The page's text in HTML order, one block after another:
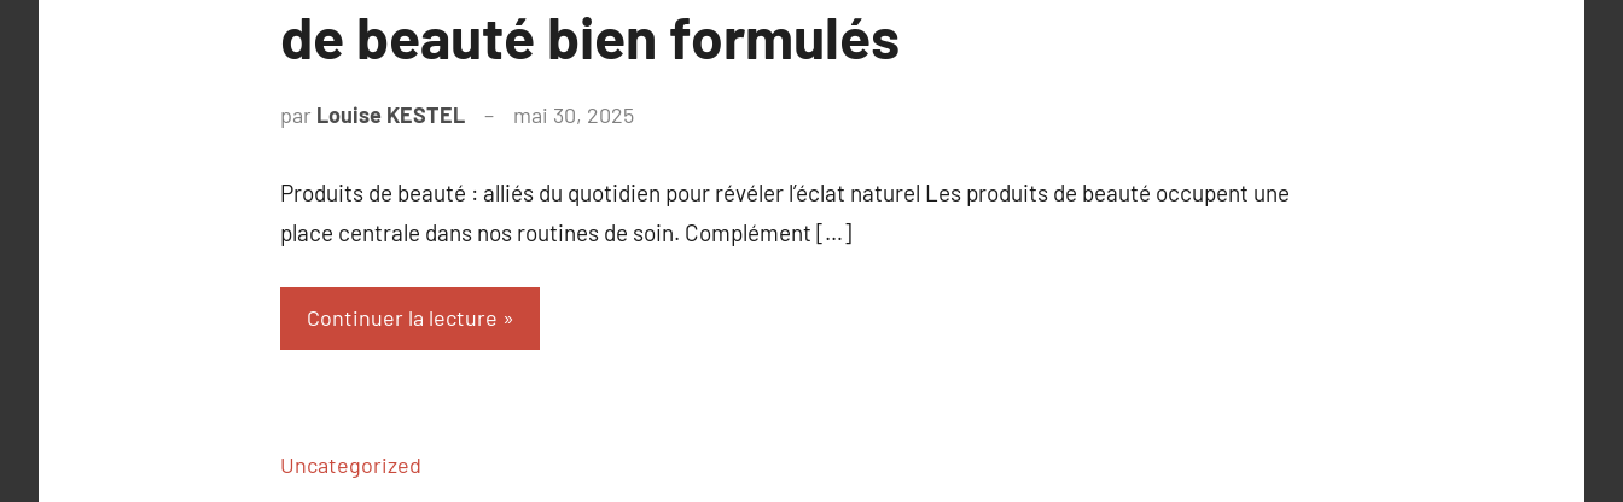
de beauté bien formulés
par Louise KESTEL mai 30, 2025
Produits de beauté : alliés du quotidien pour révéler l’éclat naturel Les produits de beauté occupent une
place centrale dans nos routines de soin. Complément […]
Continuer la lecture
Uncategorized